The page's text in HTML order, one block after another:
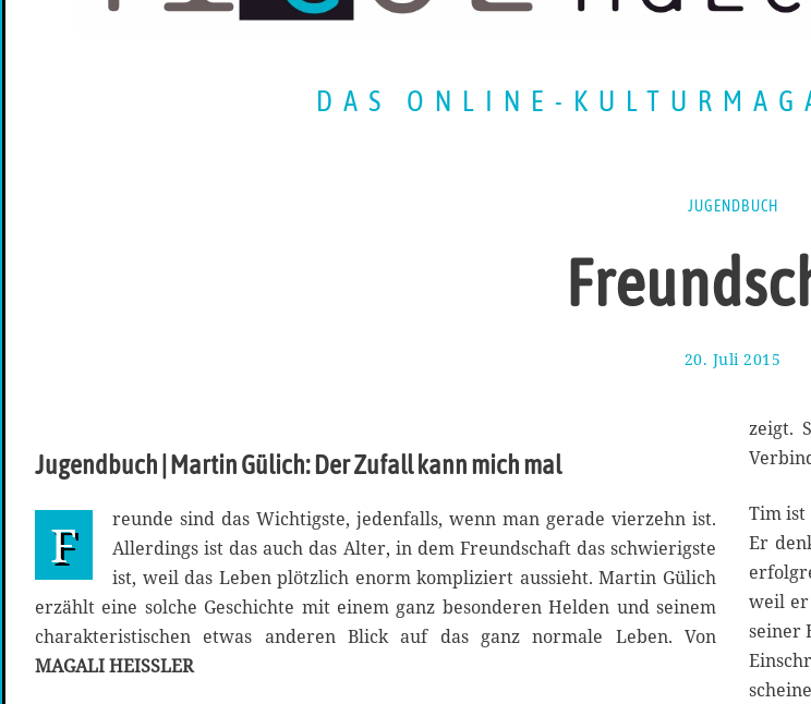
DAS ONLINE-
JUGENDBUCH
20. Juli 2015
A
u
g
s
t
2
0
1
Jugendbuch | Martin Gülich: Der Zufall kann mich mal
F
reunde sind das Wichtigste, jedenfalls, wenn man gerade vierzehn ist.
Allerdings ist das auch das Alter, in dem Freundschaft das schwierigste
ist, weil das Leben plötzlich enorm kompliziert aussieht. Martin Gülich
erzählt eine solche Geschichte mit einem ganz besonderen Helden und seinem
charakteristischen etwas anderen Blick auf das ganz normale Leben. Von
MAGALI HEISSLER
zeigt.
Tim ist
Er
weil er
seiner